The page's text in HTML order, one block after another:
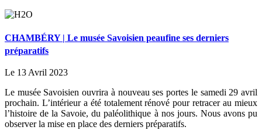
CHAMBÉRY | Le musée Savoisien peaufine ses derniers
préparatifs
Le 13 Avril 2023
Le musée Savoisien ouvrira à nouveau ses portes le samedi 29 avril
prochain. L’intérieur a été totalement rénové pour retracer au mieux
l’histoire de la Savoie, du paléolithique à nos jours. Nous avons pu
observer la mise en place des derniers préparatifs.